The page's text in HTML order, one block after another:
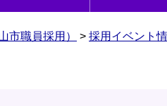
市職員採用） > 採用イベント